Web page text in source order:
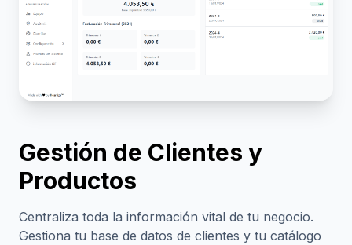
Gestión de Clientes y
Productos
Centraliza toda la información vital de tu negocio.
Gestiona tu base de datos de clientes y tu catálogo